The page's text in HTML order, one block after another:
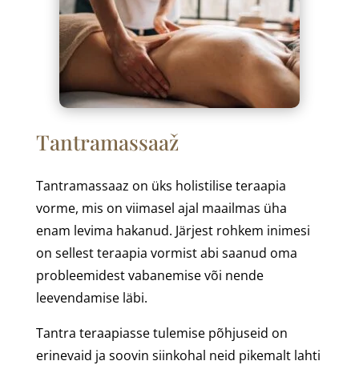
Tantramassaaž
Tantramassaaz on üks holistilise teraapia
vorme, mis on viimasel ajal maailmas üha
enam levima hakanud. Järjest rohkem inimesi
on sellest teraapia vormist abi saanud oma
probleemidest vabanemise või nende
leevendamise läbi.
Tantra teraapiasse tulemise põhjuseid on
erinevaid ja soovin siinkohal neid pikemalt lahti